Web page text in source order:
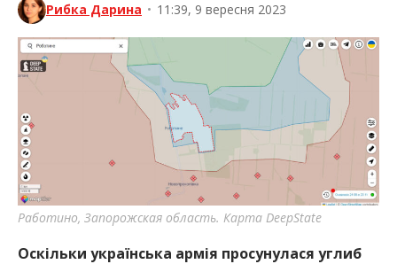
Рибка Дарина • 11:39, 9 вересня 2023
Работино, Запорожская область. Карта DeepState
Оскільки українська армія просунулася углиб